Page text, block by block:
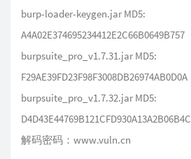
burp-loader-keygen.jar MD5:
A4A02E374695234412E2C66B0649B757
burpsuite_pro_v1.7.31.jar MD5:
F29AE39FD23F98F3008DB26974AB0D0A
burpsuite_pro_v1.7.32.jar MD5:
D4D43E44769B121CFD930A13A2B06B4C
解码密码：www.vuln.cn